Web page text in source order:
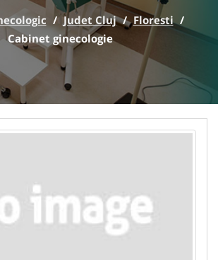
/ Judet Cluj / Floresti /
Cabinet ginecologie